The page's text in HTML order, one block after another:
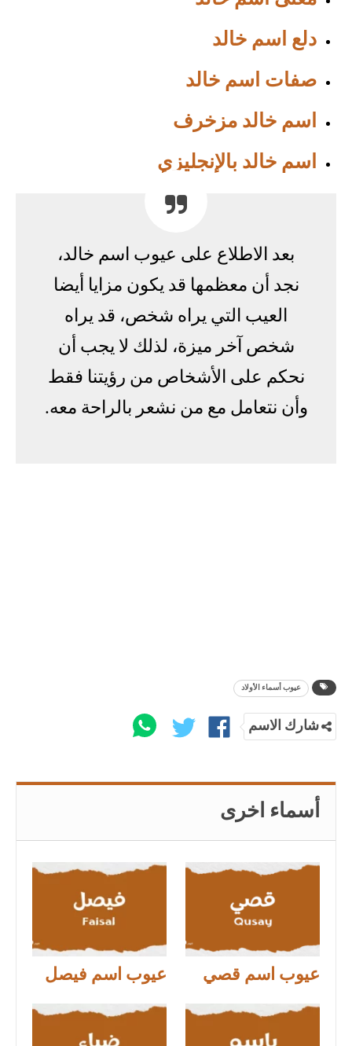
دلع اسم خالد
صفات اسم خالد
اسم خالد مزخرف
اسم خالد بالإنجليزي
بعد الاطلاع على عيوب اسم خالد،
نجد أن معظمها قد يكون مزايا أيضا
العيب التي يراه شخص، قد يراه
شخص آخر ميزة، لذلك لا يجب أن
نحكم على الأشخاص من رؤيتنا فقط
وأن نتعامل مع من نشعر بالراحة معه.
عيوب أسماء الأولاد
شارك الاسم
أسماء اخرى
عيوب اسم قصي عيوب اسم فيصل